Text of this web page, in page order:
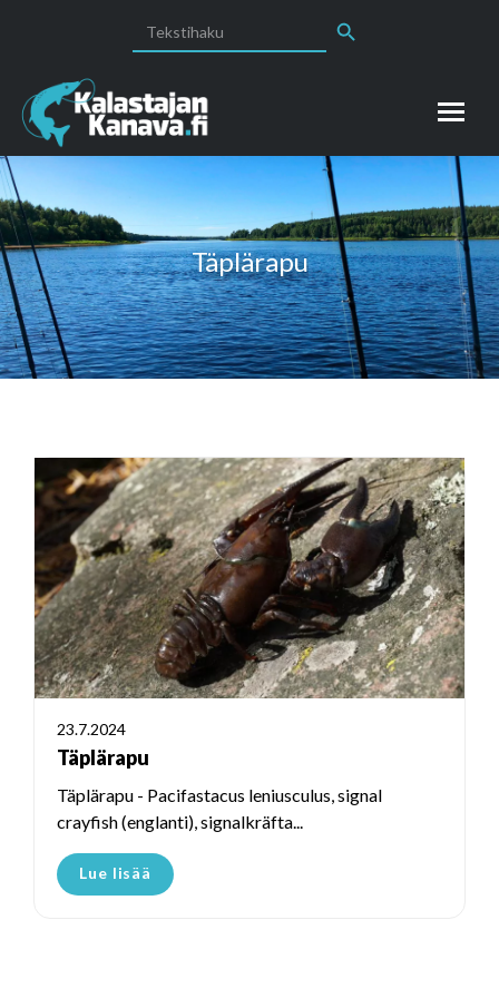
for:
Täplärapu
23.7.2024
Täplärapu
Täplärapu - Pacifastacus leniusculus, signal
crayfish (englanti), signalkräfta...
Lue lisää